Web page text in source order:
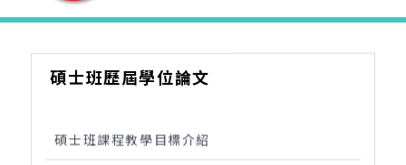
碩士班歷屆學位論文
碩士班課程教學目標介紹